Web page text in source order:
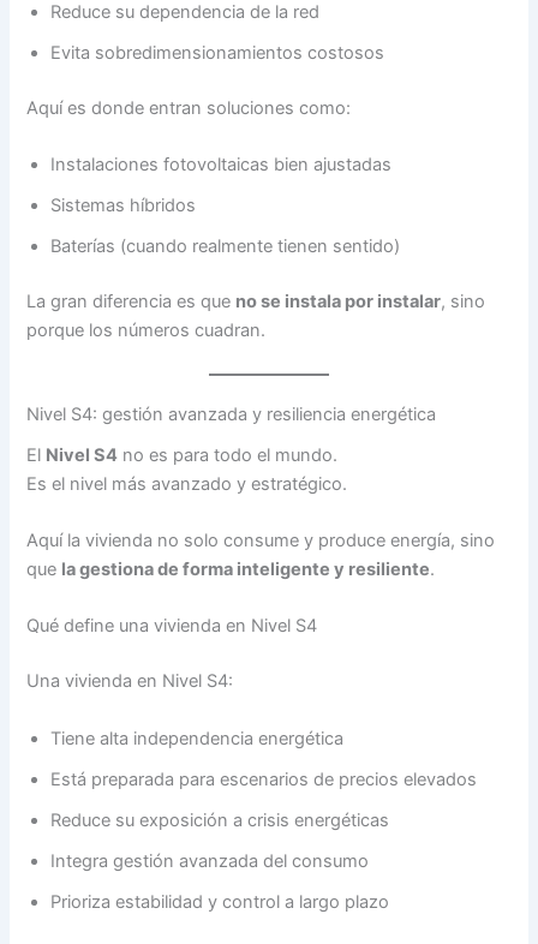
Reduce su dependencia de la red
Evita sobredimensionamientos costosos
Aquí es donde entran soluciones como:
Instalaciones fotovoltaicas bien ajustadas
Sistemas híbridos
Baterías (cuando realmente tienen sentido)
La gran diferencia es que no se instala por instalar, sino
porque los números cuadran.
Nivel S4: gestión avanzada y resiliencia energética
El Nivel S4 no es para todo el mundo.
Es el nivel más avanzado y estratégico.
Aquí la vivienda no solo consume y produce energía, sino
que la gestiona de forma inteligente y resiliente.
Qué define una vivienda en Nivel S4
Una vivienda en Nivel S4:
Tiene alta independencia energética
Está preparada para escenarios de precios elevados
Reduce su exposición a crisis energéticas
Integra gestión avanzada del consumo
Prioriza estabilidad y control a largo plazo